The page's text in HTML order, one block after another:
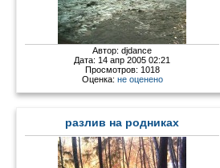
Автор:djdance
Дата: 14 апр 2005 02:21
Просмотров: 1018
Оценка: не оценено
разлив на родниках